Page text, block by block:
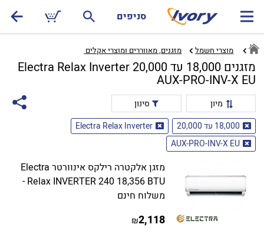
סניפים
מוצרי חשמל מזגנים, מאווררים ומוצרי אקלים ‏
מזגנים 18,000 עד 20,000 Electra Relax Inverter
AUX-PRO-INV-X EU
מיון
סינון
18,000 עד 20,000
Electra Relax Inverter
AUX-PRO-INV-X EU
מזגן אלקטרה רילקס אינוורטר Electra
Relax INVERTER 240 18,356 BTU -
משלוח חינם
2,118
₪